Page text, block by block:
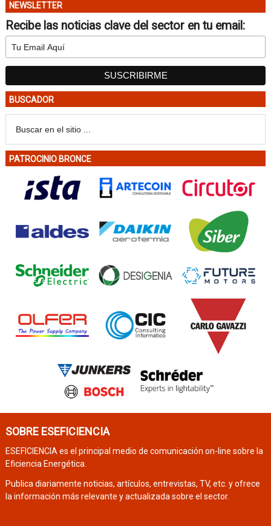
NEWSLETTER
Recibe las noticias clave del sector en tu email:
BUSCADOR
PATROCINIO BRONCE
SOBRE ESEFICIENCIA
ESEFICIENCIA es el principal medio de comunicación on-line sobre la
Eficiencia Energética.
Publica diariamente noticias, artículos, entrevistas, TV, etc. y ofrece
la información más relevante y actualizada sobre el sector.